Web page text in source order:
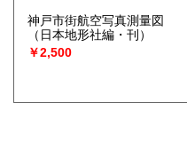
神戸市街航空写真測量図
（日本地形社編・刊）
￥2,500